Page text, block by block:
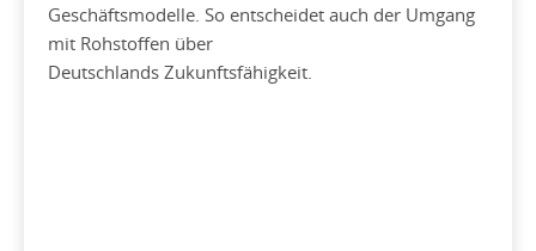
Geschäftsmodelle. So entscheidet auch der Umgang
mit Rohstoffen über
Deutschlands Zukunftsfähigkeit.